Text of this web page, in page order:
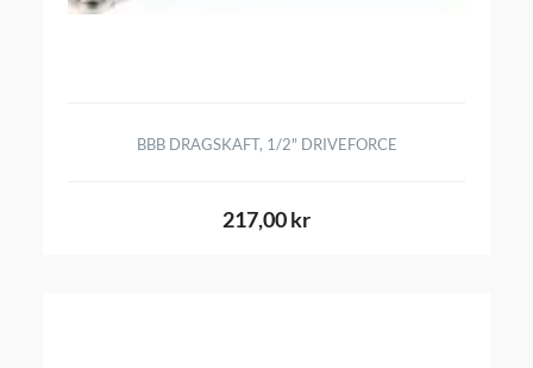
BBB DRAGSKAFT, 1/2" DRIVEFORCE
217,00 kr